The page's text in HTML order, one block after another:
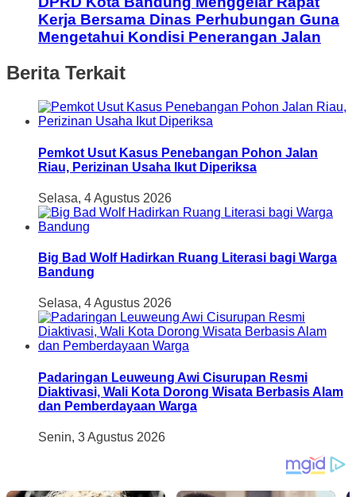
Kerja Bersama Dinas Perhubungan Guna
Mengetahui Kondisi Penerangan Jalan
Berita Terkait
Pemkot Usut Kasus Penebangan Pohon Jalan
Riau, Perizinan Usaha Ikut Diperiksa
Selasa, 4 Agustus 2026
Big Bad Wolf Hadirkan Ruang Literasi bagi Warga
Bandung
Selasa, 4 Agustus 2026
Padaringan Leuweung Awi Cisurupan Resmi
Diaktivasi, Wali Kota Dorong Wisata Berbasis Alam
dan Pemberdayaan Warga
Senin, 3 Agustus 2026